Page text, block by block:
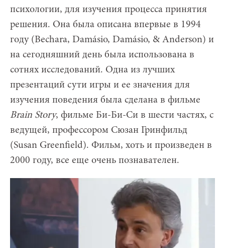
психологии, для изучения процесса принятия
решения. Она была описана впервые в 1994
году (Bechara, Damásio, Damásio, & Anderson) и
на сегодняшний день была использована в
сотнях исследований. Одна из лучших
презентаций сути игры и ее значения для
изучения поведения была сделана в фильме
Brain Story, фильме Би-Би-Си в шести частях, с
ведущей, профессором Сюзан Гринфильд
(Susan Greenfield). Фильм, хоть и произведен в
2000 году, все еще очень познавателен.